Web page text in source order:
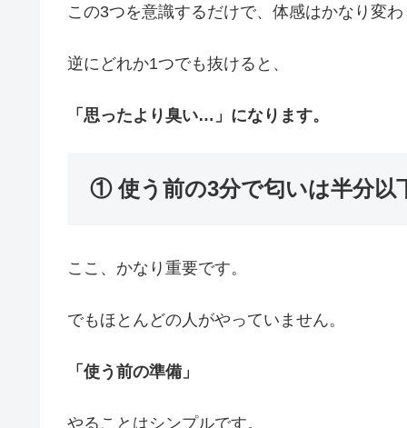
この3つを意識するだけで、体感はかなり変
逆にどれか1つでも抜けると、
「思ったより臭い…」になります。
① 使う前の3分で匂いは半分以
ここ、かなり重要です。
でもほとんどの人がやっていません。
「使う前の準備」
やることはシンプルです。